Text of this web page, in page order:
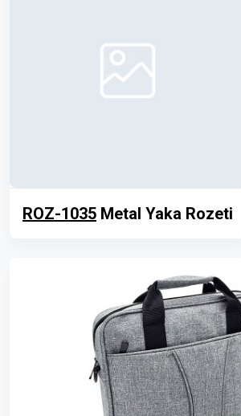
ROZ-1035 Metal Yaka Rozeti